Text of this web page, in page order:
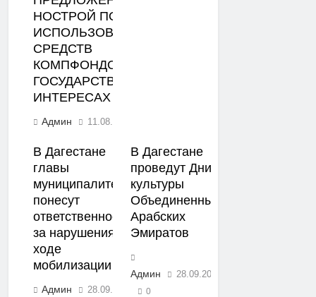
НОСТРОЙ ПО
ИСПОЛЬЗОВАНИЮ
СРЕДСТВ
КОМПФОНДОВ СРО В
ГОСУДАРСТВЕННЫХ
ИНТЕРЕСАХ
Админ 11.08.2023
В Дагестане
главы
муниципалитетов
понесут
ответственность
за нарушения в
ходе
мобилизации
Админ 28.09.2022
В Дагестане
проведут Дни
культуры
Объединенных
Арабских
Эмиратов
Админ 28.09.2022
0